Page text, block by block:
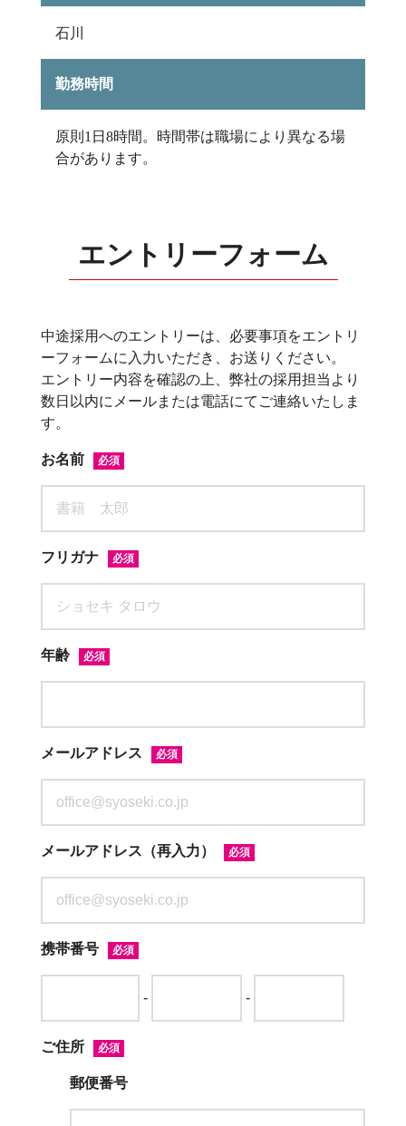
石川
勤務時間
原則1日8時間。時間帯は職場により異なる場
合があります。
エントリーフォーム
中途採用へのエントリーは、必要事項をエントリ
ーフォームに入力いただき、お送りください。
エントリー内容を確認の上、弊社の採用担当より
数日以内にメールまたは電話にてご連絡いたしま
す。
お名前 必須
フリガナ 必須
年齢 必須
メールアドレス 必須
メールアドレス（再入力） 必須
携帯番号 必須
- -
ご住所 必須
郵便番号